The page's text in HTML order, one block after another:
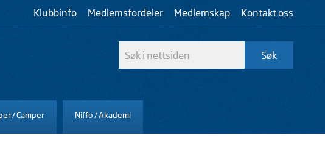
Klubbinfo Medlemsfordeler Medlemskap Kontakt oss
/ Camper Niffo / Akademi